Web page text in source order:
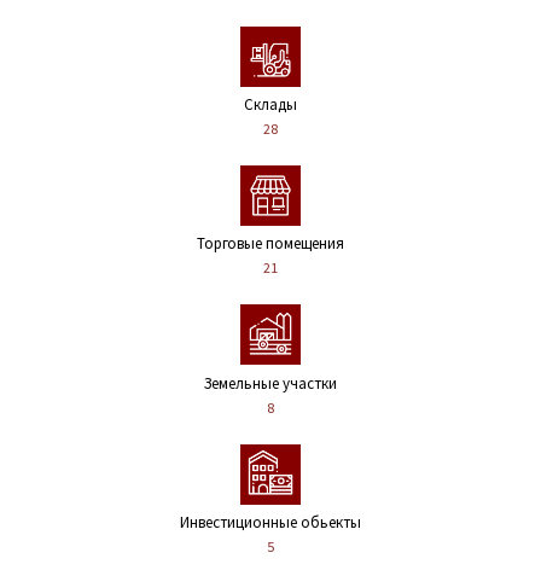
Склады
28
Торговые помещения
21
Земельные участки
8
Инвестиционные обьекты
5